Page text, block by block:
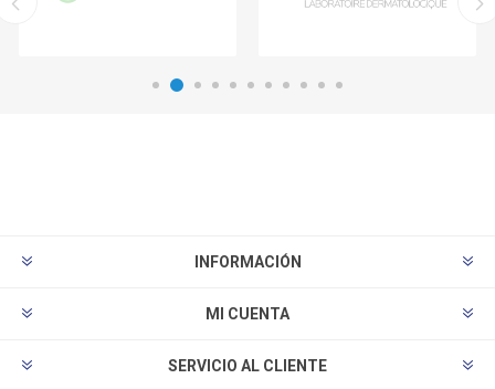
INFORMACIÓN
MI CUENTA
SERVICIO AL CLIENTE